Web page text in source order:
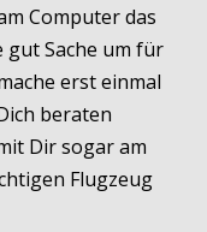
Computer das
gut Sache um für
erst einmal
beraten
Dir sogar am
Flugzeug